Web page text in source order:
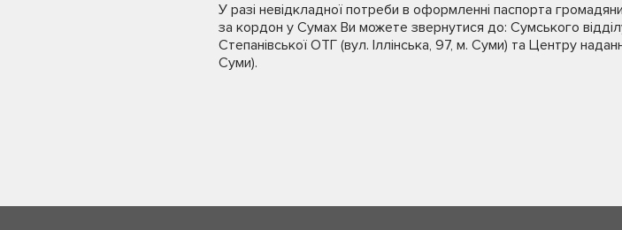
У разі невідкладної потреби в оформленні паспорта
за кордон у Сумах Ви можете звернутися до: Сумського
Степанівської ОТГ (вул. Іллінська, 97, м. Суми) та Центру
Суми).